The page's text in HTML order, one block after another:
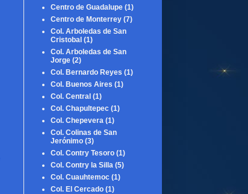
Centro de Guadalupe (1)
Centro de Monterrey (7)
Col. Arboledas de San
Cristobal (1)
Col. Arboledas de San
Jorge (2)
Col. Bernardo Reyes (1)
Col. Buenos Aires (1)
Col. Central (1)
Col. Chapultepec (1)
Col. Chepevera (1)
Col. Colinas de San
Jerónimo (3)
Col. Contry Tesoro (1)
Col. Contry la Silla (5)
Col. Cuauhtemoc (1)
Col. El Cercado (1)